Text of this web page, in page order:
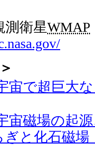
測衛星WMAP
宙で超巨大
宙磁場の起
と化石磁場